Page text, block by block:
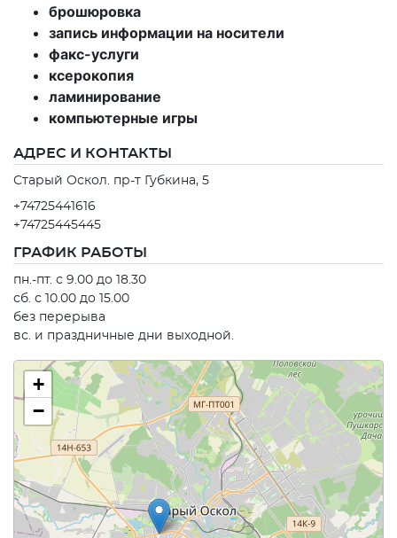
брошюровка
запись информации на носители
факс-услуги
ксерокопия
ламинирование
компьютерные игры
АДРЕС И КОНТАКТЫ
Старый Оскол. пр-т Губкина, 5
+74725441616
+74725445445
ГРАФИК РАБОТЫ
пн.-пт. с 9.00 до 18.30
сб. с 10.00 до 15.00
без перерыва
вс. и праздничные дни выходной.
+
−